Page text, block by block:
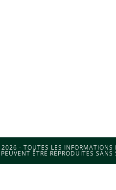
- TOUTES LES INFORMATIONS
ÊTRE REPRODUITES